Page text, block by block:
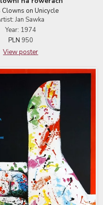
Clowns on Unicycle
Jan Sawka
Year: 1974
PLN 950
View poster